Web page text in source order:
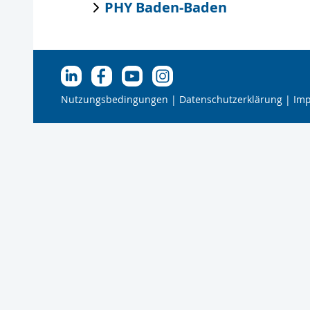
PHY Baden-Baden
Nutzungsbedingungen Datenschutzerklärung